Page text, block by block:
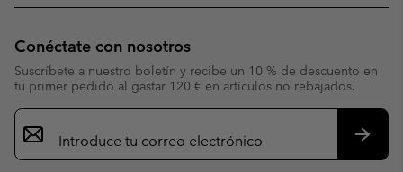
Conéctate con nosotros
Suscríbete a nuestro boletín y recibe un 10 % de descuento en
tu primer pedido al gastar 120 € en artículos no rebajados.
Suscripción
de
correo